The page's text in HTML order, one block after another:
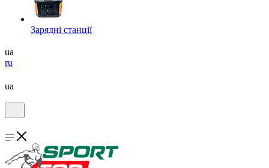
Зарядні станції
ua
ru
ua